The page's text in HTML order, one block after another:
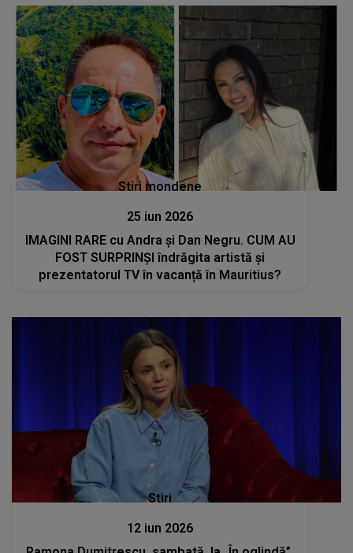
Stiri mondene
25 iun 2026
IMAGINI RARE cu Andra și Dan Negru. CUM AU
FOST SURPRINȘI îndrăgita artistă și
prezentatorul TV în vacanță în Mauritius?
Stiri
12 iun 2026